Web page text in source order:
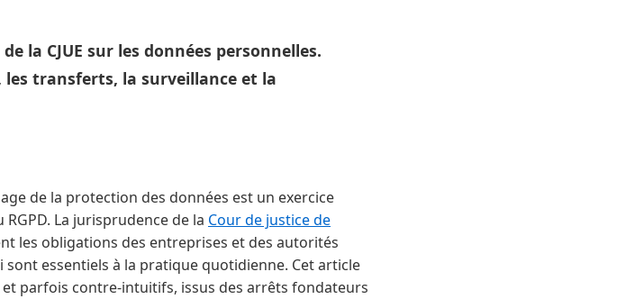
la CJUE sur les données personnelles.
les transferts, la surveillance et la
de la protection des données est un exercice
La jurisprudence de la Cour de justice de
les obligations des entreprises et des autorités
essentiels à la pratique quotidienne. Cet article
parfois contre-intuitifs, issus des arrêts fondateurs